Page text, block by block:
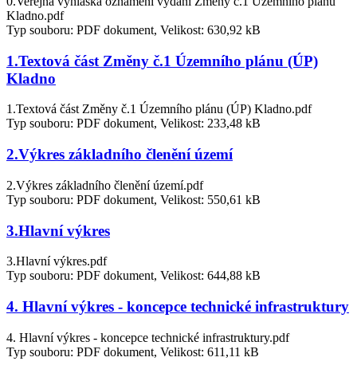
Kladno.pdf
Typ souboru: PDF dokument, Velikost: 630,92 kB
1.Textová část Změny č.1 Územního plánu (ÚP)
Kladno
1.Textová část Změny č.1 Územního plánu (ÚP) Kladno.pdf
Typ souboru: PDF dokument, Velikost: 233,48 kB
2.Výkres základního členění území
2.Výkres základního členění území.pdf
Typ souboru: PDF dokument, Velikost: 550,61 kB
3.Hlavní výkres
3.Hlavní výkres.pdf
Typ souboru: PDF dokument, Velikost: 644,88 kB
4. Hlavní výkres - koncepce technické infrastruktury
4. Hlavní výkres - koncepce technické infrastruktury.pdf
Typ souboru: PDF dokument, Velikost: 611,11 kB